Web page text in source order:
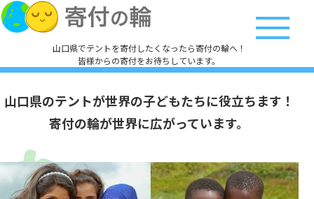
山口県でテントを寄付したくなったら寄付の輪へ！
皆様からの寄付をお待ちしています。
山口県のテントが世界の子どもたちに役立ちます！
寄付の輪が世界に広がっています。